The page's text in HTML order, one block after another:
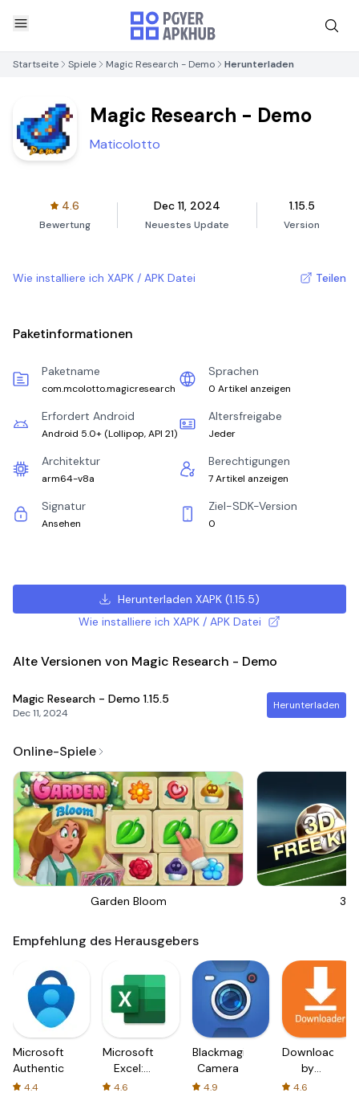
Startseite Spiele Magic Research - Demo Herunterladen
Magic Research - Demo
Maticolotto
4.6
Bewertung
Dec 11, 2024
Neuestes Update
1.15.5
Version
Wie installiere ich XAPK / APK Datei Teilen
Paketinformationen
Paketname
com.mcolotto.magicresearch
Sprachen
0 Artikel anzeigen
Erfordert Android
Android 5.0+ (Lollipop, API 21)
Altersfreigabe
Jeder
Architektur
arm64-v8a
Berechtigungen
7 Artikel anzeigen
Signatur
Ansehen
Ziel-SDK-Version
0
Herunterladen XAPK (1.15.5)
Wie installiere ich XAPK / APK Datei
Alte Versionen von Magic Research - Demo
Magic Research - Demo 1.15.5
Dec 11, 2024
Herunterladen
Online-Spiele
Garden Bloom 3D
Empfehlung des Herausgebers
Microsoft
Authenticator
4.4
Microsoft
Excel:
Spreadsheets
4.6
Blackmagic
Camera
4.9
Downloader
by
AFTVnews
4.6